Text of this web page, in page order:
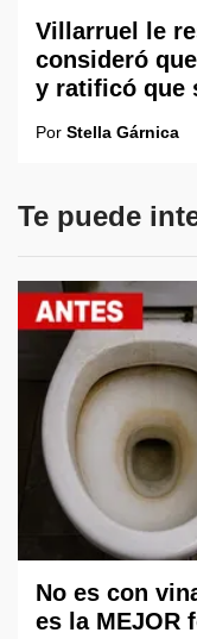
Villarruel le
consideró
y ratificó que
Por Stella Gárnica
Te puede
No es con
es la MEJOR